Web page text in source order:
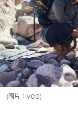
(圖片：VCG)